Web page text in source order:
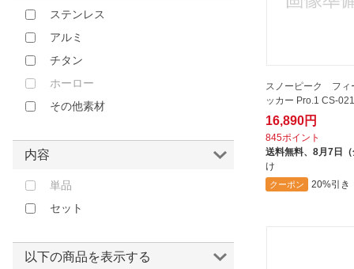
スノーピーク フィ
ッカー Pro.1 CS-
16,890円
845ポイント
送料無料、 8月7日
け
クーポン 20%引き
ステンレス
アルミ
チタン
ホーロー
その他素材
内容
単品
セット
以下の商品を表示する